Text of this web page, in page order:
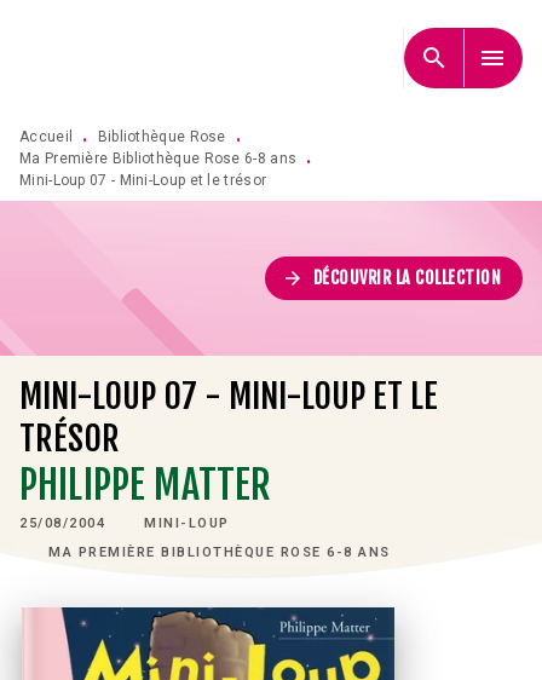
search menu
Accueil • Bibliothèque Rose
•
Ma Première Bibliothèque Rose 6-8 ans
•
Mini-Loup 07 - Mini-Loup et le trésor
arrow_forward DÉCOUVRIR LA COLLECTION
MINI-LOUP 07 - MINI-LOUP ET LE
TRÉSOR
PHILIPPE MATTER
25/08/2004
MINI-LOUP
MA PREMIÈRE BIBLIOTHÈQUE ROSE 6-8 ANS